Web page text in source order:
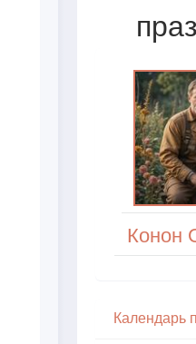
Конон
Кaлeндapь